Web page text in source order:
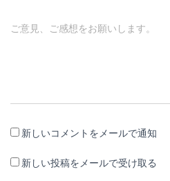
ご意見、ご感想をお願いします。
新しいコメントをメールで通知
新しい投稿をメールで受け取る